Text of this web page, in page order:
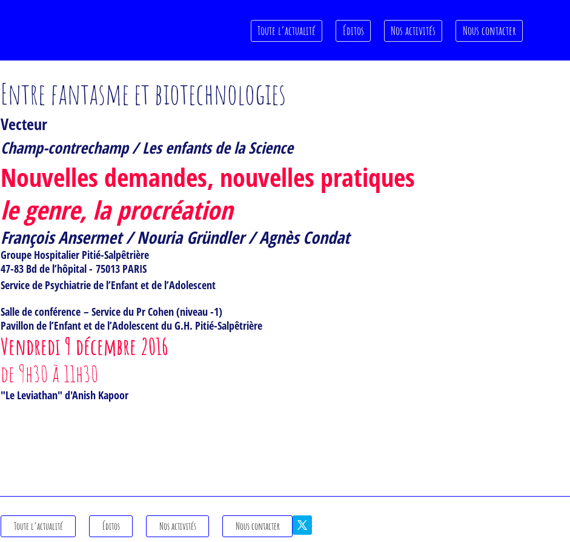
Toute l’actualité Éditos Nos activités Nous contacter
Entre fantasme et biotechnologies
Vecteur
Champ-contrechamp / Les enfants de la Science
Nouvelles demandes, nouvelles pratiques
le genre, la procréation
François Ansermet /Nouria Gründler /Agnès Condat
Groupe Hospitalier Pitié-Salpêtrière
47-83 Bd de l’hôpital - 75013 PARIS
Service de Psychiatrie de l’Enfant et de l’Adolescent
Salle de conférence – Service du Pr Cohen (niveau -1)
Pavillon de l’Enfant et de l’Adolescent du G.H. Pitié-Salpêtrière
Vendredi 9 décembre 2016
de 9h30 à 11h30
"Le Leviathan" d'Anish Kapoor
Toute l’actualité Éditos Nos activités Nous contacter